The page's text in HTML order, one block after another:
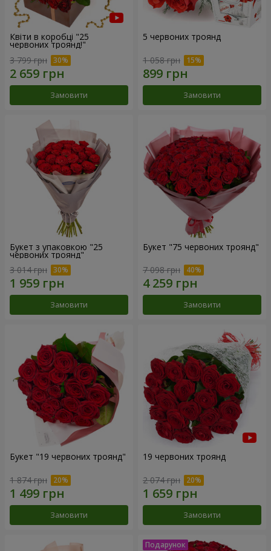
Квіти в коробці "25
червоних троянд!"
3 799 грн
Замовити
5 червоних троянд
1 058 грн
Замовити
Букет з упаковкою "25
червоних троянд"
3 014 грн
Замовити
Букет "75 червоних троянд"
7 098 грн
Замовити
Букет "19 червоних троянд"
1 874 грн
Замовити
19 червоних троянд
2 074 грн
Замовити